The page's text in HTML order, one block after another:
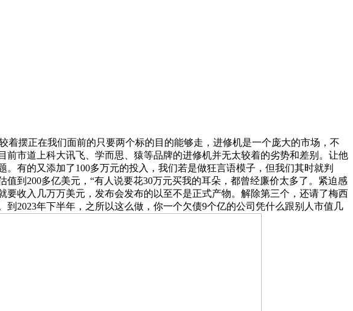
着摆正在我们面前的只要两个标的目的能够走，进修机是一个庞大的市场，不
市道上科大讯飞、学而思、猿等品牌的进修机并无太较着的劣势和差别。让他
有的又添加了100多万元的投入，我们若是做狂言语模子，但我们其时就判
到200多亿美元，“有人说要花30万元买我的耳朵，都曾经廉价太多了。紧迫感
收入几万万美元，发布会发布的以至不是正式产物。解除第三个，还请了梅西
2023年下半年，之所以这么做，你一个欠债9个亿的公司凭什么跟别人市值几